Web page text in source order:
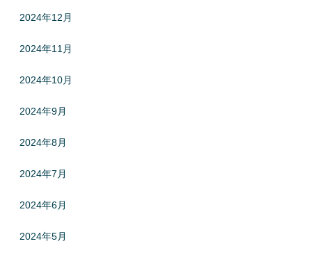
2024年12月
2024年11月
2024年10月
2024年9月
2024年8月
2024年7月
2024年6月
2024年5月